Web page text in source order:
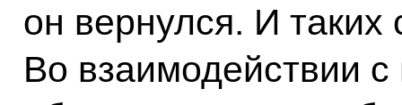
он вернулся. И
Во взаимодействии